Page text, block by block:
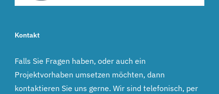
Kontakt
Falls Sie Fragen haben, oder auch ein
Projektvorhaben umsetzen möchten, dann
kontaktieren Sie uns gerne. Wir sind telefonisch, per